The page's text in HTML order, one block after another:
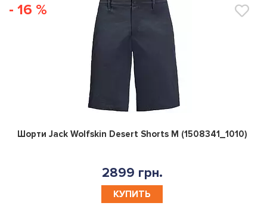
- 16 %
0
Шорти Jack Wolfskin Desert Shorts M (1508341_1010)
2899 грн.
КУПИТЬ